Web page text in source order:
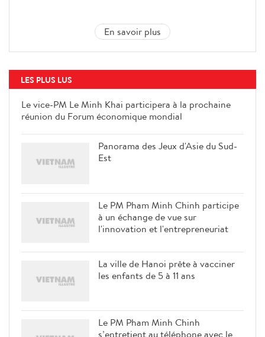
En savoir plus
LES PLUS LUS
Le vice-PM Le Minh Khai
participera à la prochaine réunion
Le PM Pham Minh Chinh participe
à un échange de vue sur
l'innovation et l'entrepreneuriat